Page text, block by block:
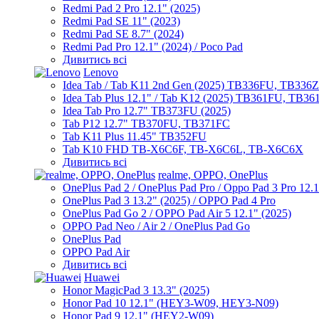
Redmi Pad 2 Pro 12.1" (2025)
Redmi Pad SE 11" (2023)
Redmi Pad SE 8.7" (2024)
Redmi Pad Pro 12.1" (2024) / Poco Pad
Дивитись всі
Lenovo
Idea Tab / Tab K11 2nd Gen (2025) TB336FU,
Idea Tab Plus 12.1" / Tab K12 (2025) TB361FU,
Idea Tab Pro 12.7" TB373FU (2025)
Tab P12 12.7" TB370FU, TB371FC
Tab K11 Plus 11.45" TB352FU
Tab K10 FHD TB-X6C6F, TB-X6C6L, TB-X6C6X
Дивитись всі
realme, OPPO, OnePlus
OnePlus Pad 2 / OnePlus Pad Pro / Oppo Pad 3 Pro
OnePlus Pad 3 13.2" (2025) / OPPO Pad 4 Pro
OnePlus Pad Go 2 / OPPO Pad Air 5 12.1" (2025)
OPPO Pad Neo / Air 2 / OnePlus Pad Go
OnePlus Pad
OPPO Pad Air
Дивитись всі
Huawei
Honor MagicPad 3 13.3" (2025)
Honor Pad 10 12.1" (HEY3-W09, HEY3-N09)
Honor Pad 9 12.1" (HEY2-W09)